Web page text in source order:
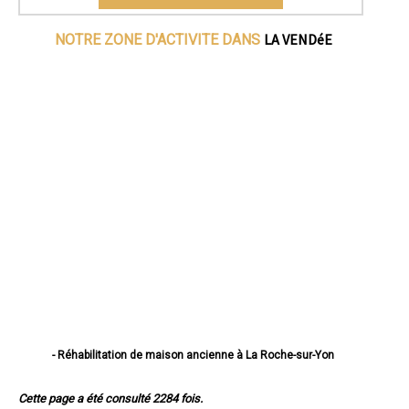
NOTRE ZONE D'ACTIVITE DANS LA VENDéE
- Réhabilitation de maison ancienne à La Roche-sur-Yon
- Réhabilitation de maison ancienne à Herbiers
Cette page a été consulté 2284 fois.